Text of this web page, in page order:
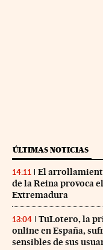
ÚLTIMAS NOTICIAS
14:11
El
de la Reina provoca
Extremadura
13:04
TuLotero, la
online en España,
sensibles de sus